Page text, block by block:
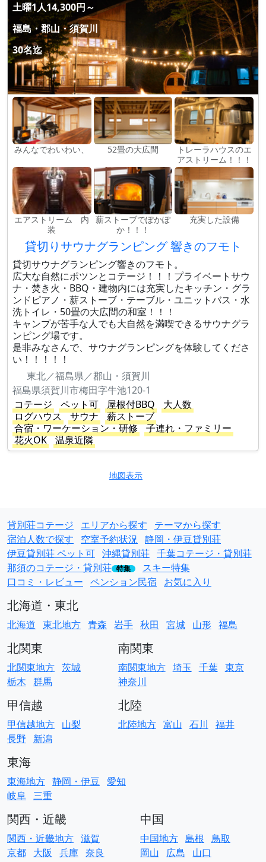
土曜1人14,300円～
福島・郡山・須賀川
30名迄
みんなでわいわい、 52畳の大広間
トレーラハウスのエ
アストリーム！！！
エアストリーム 内
装
薪ストーブでぽかぽ
か！！！
充実した設備
貸切りサウナグランピング 響きのフモト
貸切サウナグランピング響きのフモト。
広大な自然にポツンとコテージ！！！プライベートサウ
ナ・焚き火・BBQ・建物内には充実したキッチン・グラ
ンドピアノ・薪ストーブ・テーブル・ユニットバス・水
洗トイレ・50畳の大広間の和室！！！
キャンプが苦手な人でも大自然を満喫できるサウナグラ
ンピング場です。
是非みなさんで、サウナグランピングを体験してくださ
い！！！！！
東北／福島県／郡山・須賀川
福島県須賀川市梅田字牛池120-1
コテージ
ペット可 屋根付BBQ
大人数
ログハウス
サウナ
薪ストーブ
合宿・ワーケーション・研修
子連れ・ファミリー
花火OK
温泉近隣
地図表示
貸別荘コテージ エリアから探す
テーマから探す
宿泊人数で探す
空室予約状況 静岡・伊豆貸別荘
伊豆貸別荘 ペット可 沖縄貸別荘 千葉コテージ・貸別荘
那須のコテージ・貸別荘 特集
スキー特集
口コミ・レビュー ペンション民宿 お気に入り
北海道・東北
北海道 東北地方 青森 岩手 秋田 宮城 山形 福島
北関東
北関東地方 茨城
栃木 群馬
南関東
南関東地方 埼玉 千葉 東京
神奈川
甲信越
甲信越地方 山梨
長野
新潟
北陸
北陸地方 富山 石川 福井
東海
東海地方 静岡・伊豆 愛知
岐阜 三重
関西・近畿
関西・近畿地方 滋賀
京都 大阪 兵庫 奈良
中国
中国地方 島根 鳥取
岡山
広島 山口